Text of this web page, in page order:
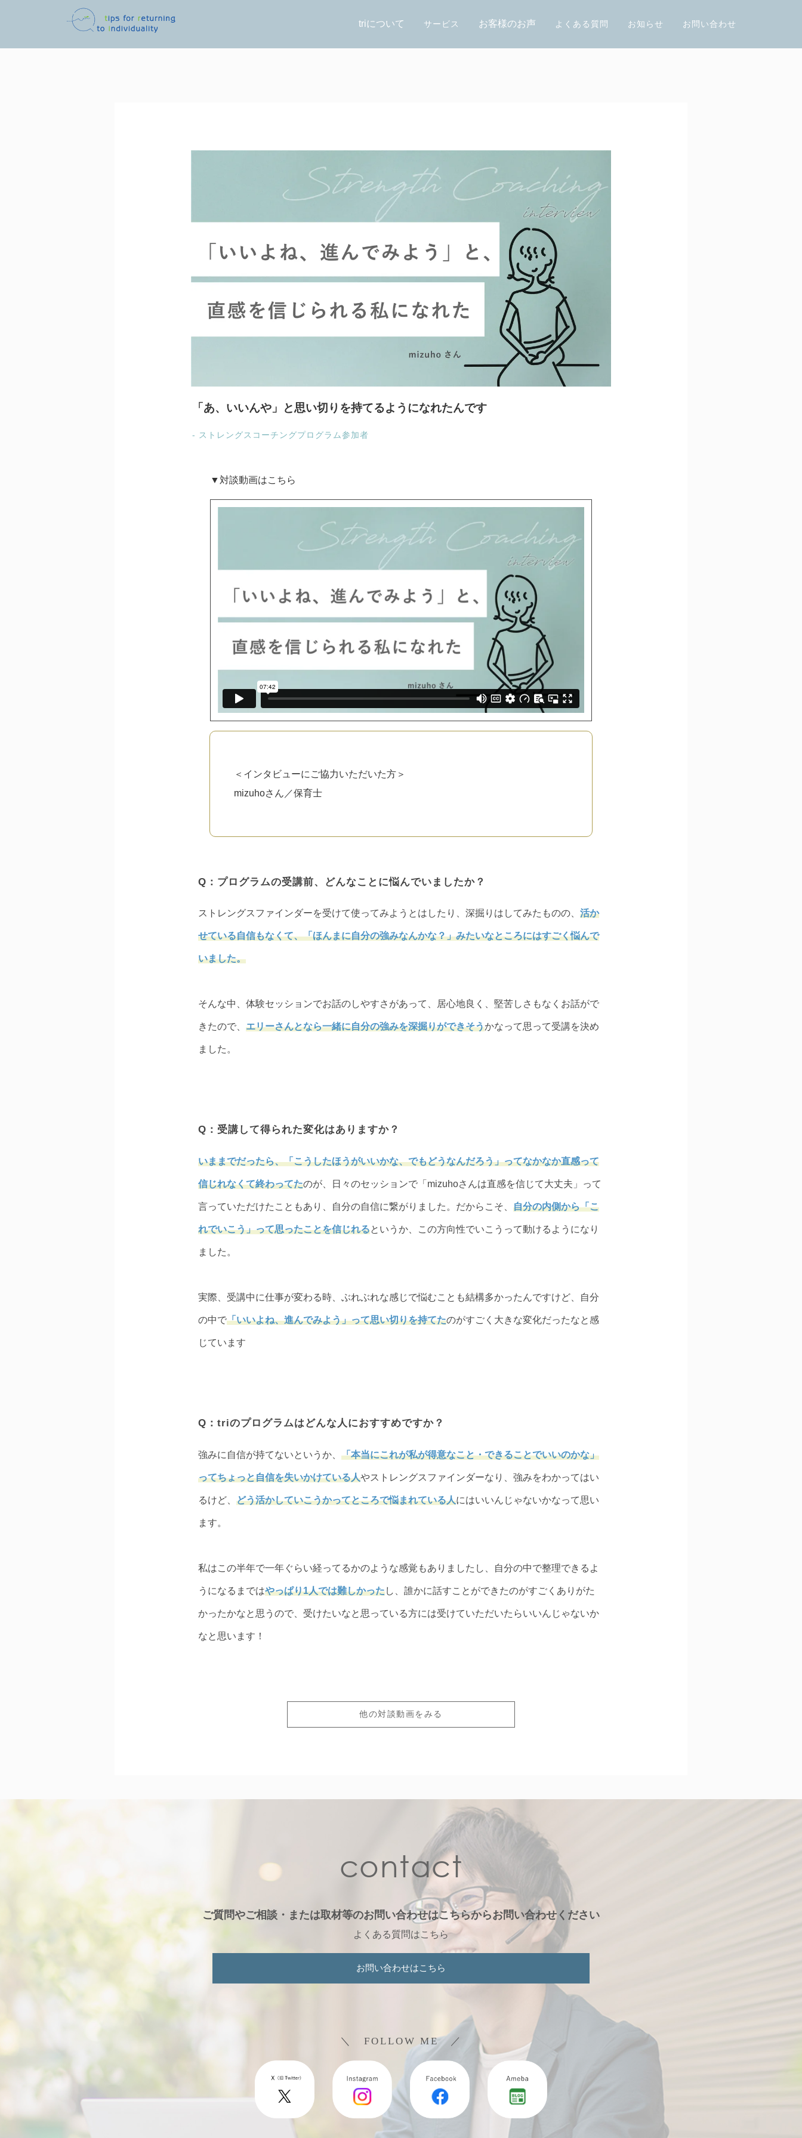
triについて サービス お客様のお声 よくある質問 お知らせ お問い合わせ
「あ、いいんや」と思い切りを持てるようになれたんです
- ストレングスコーチングプログラム参加者
▼対談動画はこちら
＜インタビューにご協力いただいた方＞
mizuhoさん／保育士
Q：プログラムの受講前、どんなことに悩んでいましたか？
ストレングスファインダーを受けて使ってみようとはしたり、深掘りはしてみたものの、 活か
せている自信もなくて、「ほんまに自分の強みなんかな？」みたいなところにはすごく悩んで
いました。
そんな中、体験セッションでお話のしやすさがあって、居心地良く、堅苦しさもなくお話がで
きたので、 エリーさんとなら一緒に自分の強みを深掘りができそうかなって思って受講を決め
ました。
Q：受講して得られた変化はありますか？
いままでだったら、「こうしたほうがいいかな、でもどうなんだろう」ってなかなか直感って
信じれなくて終わってたのが、日々のセッションで「mizuhoさんは直感を信じて大丈夫」って
言っていただけたこともあり、自分の自信に繋がりました。だからこそ、 自分の内側から「こ
れでいこう」って思ったことを信じれるというか、この方向性でいこうって動けるようになり
ました。
実際、受講中に仕事が変わる時、ぶれぶれな感じで悩むことも結構多かったんですけど、自分
の中で「いいよね、進んでみよう」って思い切りを持てたのがすごく大きな変化だったなと感
じています
Q：triのプログラムはどんな人におすすめですか？
強みに自信が持てないというか、 「本当にこれが私が得意なこと・できることでいいのかな」
ってちょっと自信を失いかけている人やストレングスファインダーなり、強みをわかってはい
るけど、 どう活かしていこうかってところで悩まれている人にはいいんじゃないかなって思い
ます。
私はこの半年で一年ぐらい経ってるかのような感覚もありましたし、自分の中で整理できるよ
うになるまではやっぱり1人では難しかったし、誰かに話すことができたのがすごくありがた
かったかなと思うので、受けたいなと思っている方には受けていただいたらいいんじゃないか
なと思います！
他の対談動画をみる
contact
ご質問やご相談・または取材等のお問い合わせはこちらからお問い合わせください
よくある質問はこちら
お問い合わせはこちら
＼ FOLLOW ME ／